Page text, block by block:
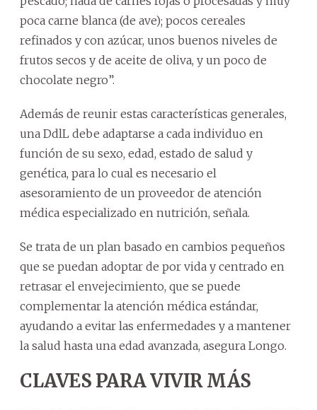
poca carne blanca (de ave); pocos cereales
refinados y con azúcar, unos buenos niveles de
frutos secos y de aceite de oliva, y un poco de
chocolate negro”.
Además de reunir estas características generales,
una DdlL debe adaptarse a cada individuo en
función de su sexo, edad, estado de salud y
genética, para lo cual es necesario el
asesoramiento de un proveedor de atención
médica especializado en nutrición, señala.
Se trata de un plan basado en cambios pequeños
que se puedan adoptar de por vida y centrado en
retrasar el envejecimiento, que se puede
complementar la atención médica estándar,
ayudando a evitar las enfermedades y a mantener
la salud hasta una edad avanzada, asegura Longo.
CLAVES PARA VIVIR MÁS